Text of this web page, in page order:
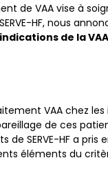
de VAA vise à
HF, nous
de la
VAA chez
de ces
SERVE-HF a
éléments du